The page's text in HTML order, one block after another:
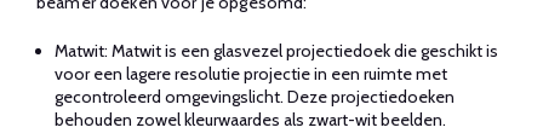
Matwit: Matwit is een glasvezel projectiedoek die geschikt is
voor een lagere resolutie projectie in een ruimte met
gecontroleerd omgevingslicht. Deze projectiedoeken
behouden zowel kleurwaardes als zwart-wit beelden.